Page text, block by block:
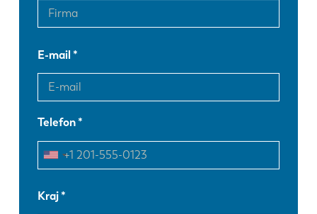
E-mail
Telefon
Kraj
EN
FR